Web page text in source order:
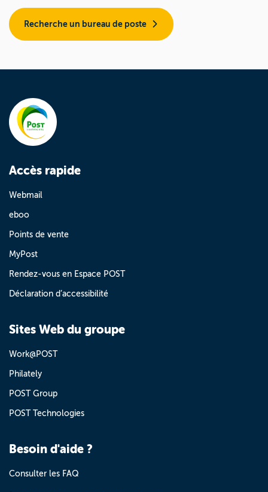
Recherche un bureau de poste
Accès rapide
Webmail
eboo
Points de vente
MyPost
Rendez-vous en Espace POST
Déclaration d’accessibilité
Sites Web du groupe
Work@POST
Philately
POST Group
POST Technologies
Besoin d'aide ?
Consulter les FAQ